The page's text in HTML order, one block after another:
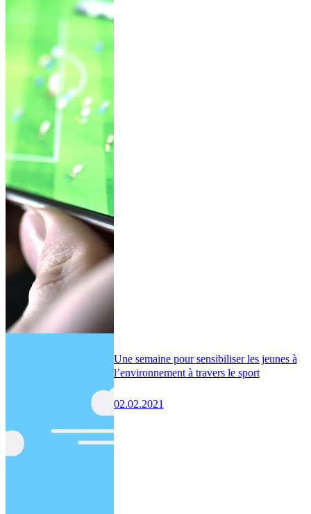
Une semaine pour sensibiliser les jeunes à
l’environnement à travers le sport
02.02.2021